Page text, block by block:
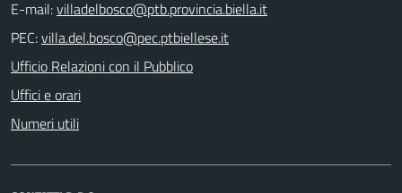
E-mail:
PEC:
Ufficio Relazioni con il Pubblico
Uffici e orari
Numeri utili